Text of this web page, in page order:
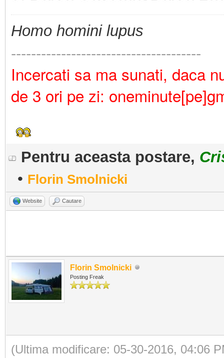
Homo homini lupus
--------------------------------------
Incercati sa ma sunati, daca
de 3 ori pe zi:
Pentru aceasta postare,
• Florin Smolnicki
Website Cautare
Florin Smolnicki
Posting Freak
(Ultima modificare: 05-30-2016, 04:06